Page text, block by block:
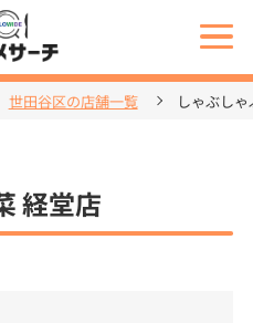
世田谷区の店舗一覧 しゃぶし
経堂店